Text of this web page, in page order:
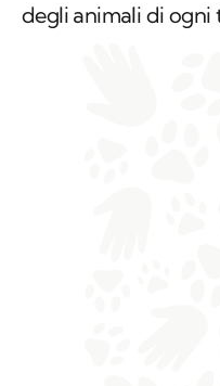
degli animali di ogni